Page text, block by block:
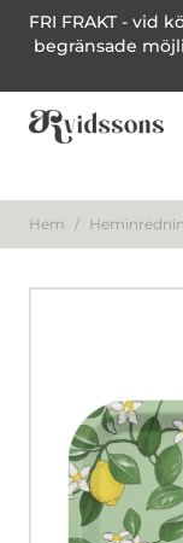
FRI FRAKT - vid
begränsade
Hem /